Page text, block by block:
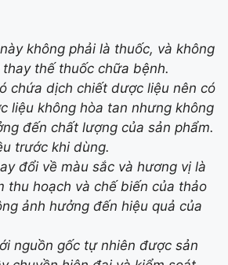
không phải là thuốc, và không
thế thuốc chữa bệnh.
chứa dịch chiết dược liệu nên có
liệu không hòa tan nhưng không
đến chất lượng của sản phẩm.
trước khi dùng.
đổi về màu sắc và hương vị là
thu hoạch và chế biến của thảo
ảnh hưởng đến hiệu quả của
nguồn gốc tự nhiên được sản